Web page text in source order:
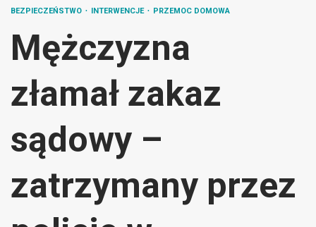
BEZPIECZEŃSTWO INTERWENCJE PRZEMOC DOMOWA
Mężczyzna
złamał zakaz
sądowy –
zatrzymany przez